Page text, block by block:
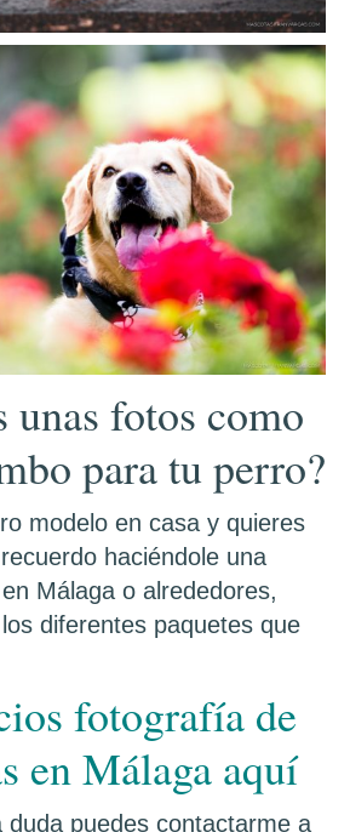
unas fotos como
para tu perro?
modelo en casa y quieres
haciéndole una
Málaga o alrededores,
diferentes paquetes que
fotografía de
en Málaga aquí
duda puedes contactarme a